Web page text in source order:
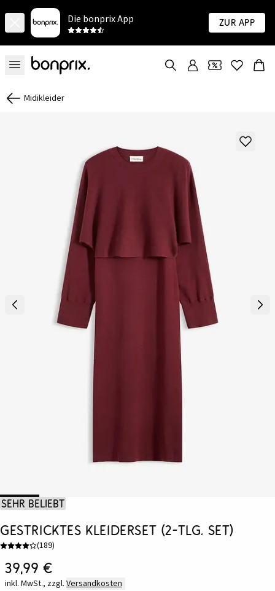
Die bonprix App Zur App
Midikleider
Sehr beliebt
Gestricktes Kleiderset (2-tlg. Set)
(189)
39,99 €
inkl. MwSt., zzgl. Versandkosten